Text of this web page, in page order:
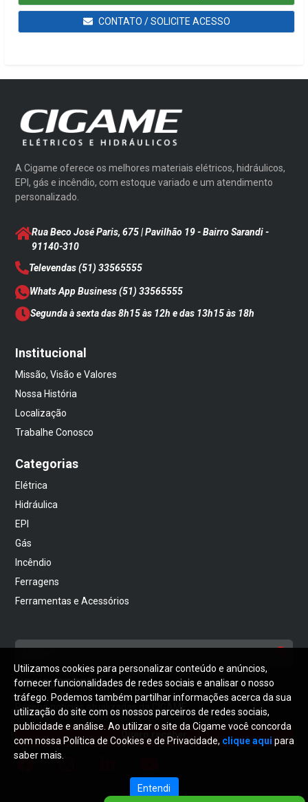
CONTATO / SOLICITE ACESSO
A Cigame oferece os melhores materiais elétricos, hidráulicos,
EPI, gás e incêndio, com estoque variado e um atendimento
personalizado.
Rua Beco José Paris, 675 | Pavilhão 19 - Bairro Sarandi-
91140-310
Televendas(51) 33565555
Whats App Business(51) 33565555
Segunda à sexta das 8h15 às 12h e das 13h15 às 18h
Institucional
Missão, Visão e Valores
Nossa História
Localização
Trabalhe Conosco
Categorias
Elétrica
Hidráulica
EPI
Gás
Incêndio
Ferragens
Ferramentas e Acessórios
NEWSLETTER
Receba notícias atualizadas da CIGAME
Quero receber
Utilizamos cookies para personalizar conteúdo e anúncios,
fornecer funcionalidades de redes sociais e analisar o nosso
tráfego. Podemos também partilhar informações acerca da sua
utilização do site com os nossos parceiros de redes sociais,
publicidade e análise. Ao utilizar o site da Cigame você concorda
com nossa Política de Cookies e de Privacidade, clique aqui para
saber mais.
Entendi